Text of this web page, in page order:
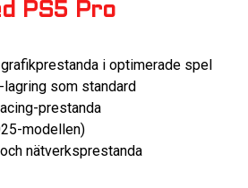
PS5 Pro
i optimerade spel
som standard
prestanda
modellen)
nätverksprestanda